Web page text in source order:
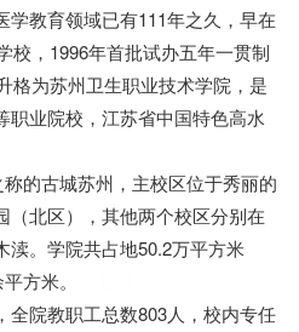
学教育领域已有111年之久，早在
校，1996年首批试办五年一贯制
格为苏州卫生职业技术学院，是
职业院校，江苏省中国特色高水
的古城苏州，主校区位于秀丽的
北区），其他两个校区分别在
渎。学院共占地50.2万平方米
方米。
全院教职工总数803人，校内专任